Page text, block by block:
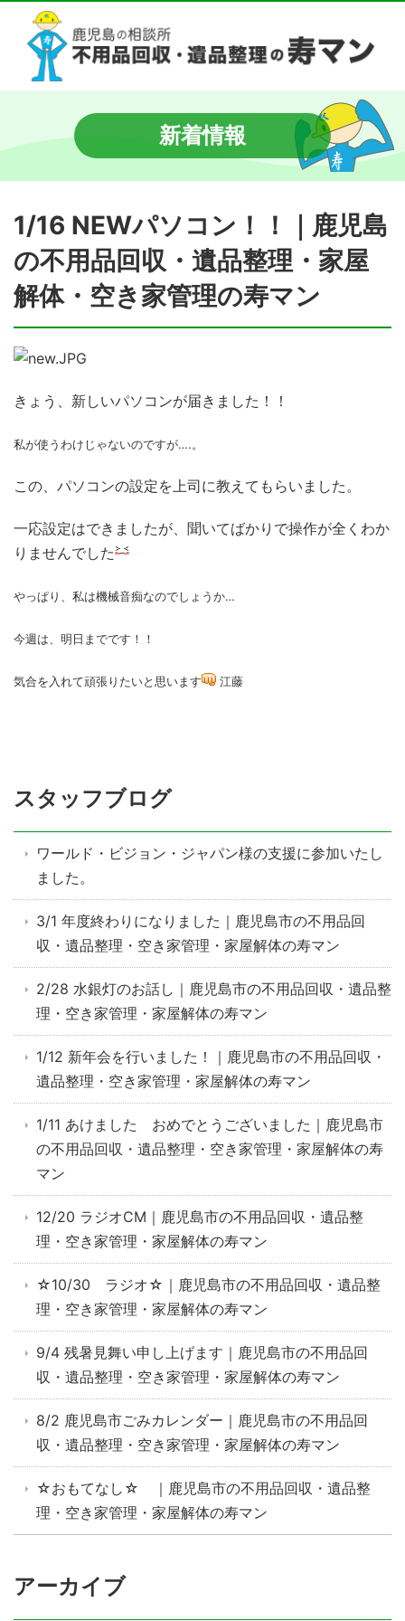
新着情報
1/16 NEWパソコン！！｜鹿児島
の不用品回収・遺品整理・家屋
解体・空き家管理の寿マン
きょう、新しいパソコンが届きました！！
私が使うわけじゃないのですが….。
この、パソコンの設定を上司に教えてもらいました。
一応設定はできましたが、聞いてばかりで操作が全くわか
りませんでした
やっぱり、私は機械音痴なのでしょうか…
今週は、明日までです！！
気合を入れて頑張りたいと思います 江藤
スタッフブログ
ワールド・ビジョン・ジャパン様の支援に参加いたし
ました。
3/1 年度終わりになりました｜鹿児島市の不用品回
収・遺品整理・空き家管理・家屋解体の寿マン
2/28 水銀灯のお話し｜鹿児島市の不用品回収・遺品整
理・空き家管理・家屋解体の寿マン
1/12 新年会を行いました！｜鹿児島市の不用品回収・
遺品整理・空き家管理・家屋解体の寿マン
1/11 あけました おめでとうございました｜鹿児島市
の不用品回収・遺品整理・空き家管理・家屋解体の寿
マン
12/20 ラジオCM｜鹿児島市の不用品回収・遺品整
理・空き家管理・家屋解体の寿マン
☆10/30 ラジオ☆｜鹿児島市の不用品回収・遺品整
理・空き家管理・家屋解体の寿マン
9/4 残暑見舞い申し上げます｜鹿児島市の不用品回
収・遺品整理・空き家管理・家屋解体の寿マン
8/2 鹿児島市ごみカレンダー｜鹿児島市の不用品回
収・遺品整理・空き家管理・家屋解体の寿マン
☆おもてなし☆ ｜鹿児島市の不用品回収・遺品整
理・空き家管理・家屋解体の寿マン
アーカイブ